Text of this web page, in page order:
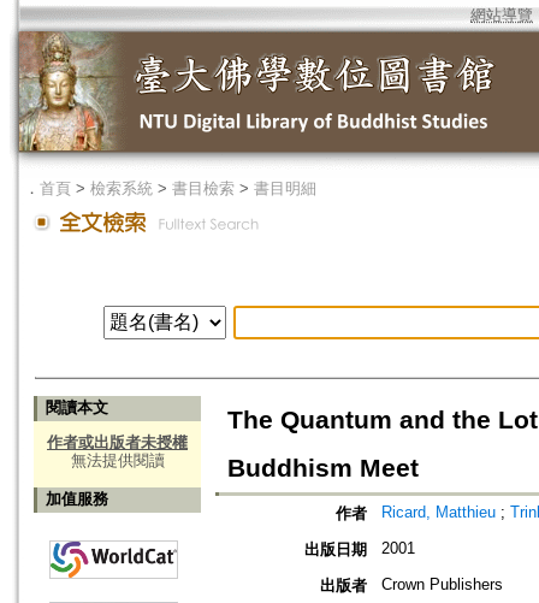
網站導覽
． 首頁 > 檢索系統 > 書目檢索 > 書目明細
閱讀本文
作者或出版者未授權
無法提供閱讀
加值服務
The Quantum and the
Buddhism Meet
作者 Ricard, Matthieu ;
出版日期 2001
出版者 Crown Publishers